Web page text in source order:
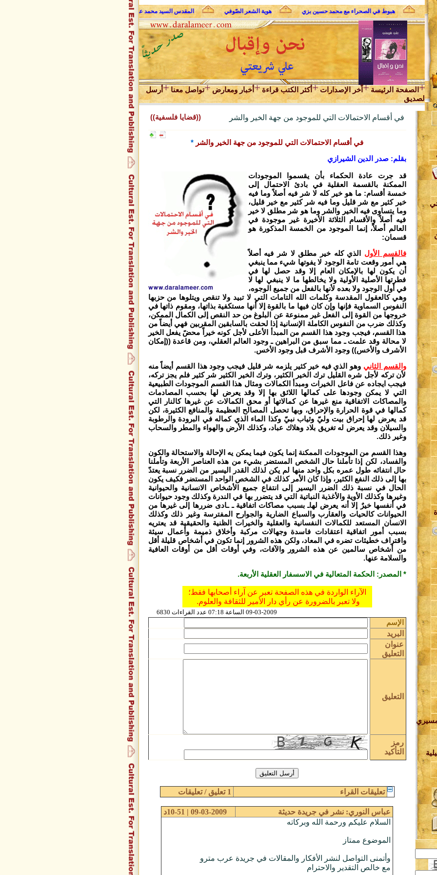
هبوط في الصحراء مع محمد حسين بزي هوية الشعر الصّوفي المقدس السيد محمد علي فضل الله وحديث الروح
الصفحة الرئيسة اّخر الإصدارات أكثر الكتب قراءة أخبار ومعارض تواصل معنا
أرسل
لصديق
في أقسام الاحتمالات التي للموجود من جهة الخير والشر ((قضايا فلسفية))
في أقسام الاحتمالات التي للموجود من جهة الخير والشر *
بقلم: صدر الدين الشيرازي
قد جرت عادة الحكماء بأن يقسموا الموجودات
الممكنة بالقسمة العقلية في بادئ الاحتمال إلى
خمسة أقسام: ما هو خير كله لا شر فيه أصلاً وما فيه
خير كثير مع شر قليل وما فيه شر كثير مع خير قليل،
وما يتساوى فيه الخير والشر وما هو شر مطلق لا خير
فيه أصلاً والأقسام الثلاثة الأخيرة غير موجودة في
العالم أصلاً، إنما الموجود من الخمسة المذكورة هو
قسمان:
فالقسم الأول الذي كله خير مطلق لا شر فيه أصلاً
هي أمور وقعت تامة الوجود لا يفوتها شيء مما ينبغي
أن يكون لها بالإمكان العام إلا وقد حصل لها في
فطرتها الأصلية الأولية ولا يخالطها ما لا ينبغي لها لا
في أول الوجود ولا بعده لأنها بالفعل من جميع الوجوه،
وهي كالعقول المقدسة وكلمات الله التامات التي لا تبيد ولا تنقص ويتلوها من حزبها
النفوس السماوية فإنها وإن كان فيها ما بالقوة إلا أنها مستكفية بذاتها، ومقوم ذاتها في
خروجها من القوة إلى الفعل غير ممنوعة عن البلوغ من حد النقص إلى الكمال الممكن،
وكذلك ضرب من النفوس الكاملة الإنسانية إذا لحقت بالسابقين المقربين فهي أيضاً من
هذا القسم، فيجب وجود هذا القسم من المبدأ الأعلى لأجل كونه خيراً محضً يفعل الخير
لا محالة وقد علمت ـ مما سبق من البراهين ـ وجود العالم العقلي، ومن قاعدة ((إمكان
الأشرف والأخس)) وجود الأشرف قبل وجود الأخس.
والقسم الثاني وهو الذي فيه خير كثير يلزمه شر قليل فيجب وجود هذا القسم أيضاً منه
لأن تركه لأجل شره القليل ترك الخير الكثير، وترك الخير الكثير شر كثير فلم يجز تركه،
فيجب ايجاده عن فاعل الخيرات ومبدأ الكمالات ومثال هذا القسم الموجودات الطبيعية
التي لا يمكن وجودها على كمالها اللائق بها إلا وقد يعرض لها بحسب المصادمات
والمصاكات الاتفاقية منع غيرها عن كمالاتها أو محق الكمالات عن غيرها كالنار التي
كمالها في قوة الحرارة والإحراق، وبها تحصل المصالح العظيمة والمنافع الكثيرة، لكن
قد يعرض لها إحراق بيت وليّ وثياب نبيّ وكذا الماء الذي كماله في البرودة والرطوبة
والسيلان وقد يعرض له تغريق بلاد وهلاك عباد، وكذلك الأرض والهواء والمطر والسحاب
وغير ذلك.
وهذا القسم من الموجودات الممكنة إنما يكون فيما يمكن يه الإحالة والاستحالة والكون
والفساد، لكن إذا تأملنا حال الشخص المستضر بشيء من هذه العناصر الأربعة وتأملنا
حال انتفائه طول عمره بكل واحد منها لم يكن لذلك القدر اليسير من الضرر نسبة يعتدّ
بها إلى ذلك النفع الكثير، وإذا كان الأمر كذلك في الشخص الواحد المستضر فكيف يكون
الحال في نسبة ذلك الضرر اليسير إلى انتفاع جميع الأشخاص الانسانية والحيوانية
وغيرها وكذلك الأوية والأغذية النباتية التي قد يتضرر بها في الندرة وكذلك وجود حيوانات
في أنفسها خيرٌ إلا أنه يعرض لهاـ بسبب مصاكات اتفاقية ـ ـادى ضررها إلى غيرها من
الحيوانات كالحيات والعقارب والسباع الضارية والجوارح المفترسة وغير ذلك وكذلك
الانسان المستعد للكمالات النفسانية والعقلية والخيرات الظنية والحقيقية قد يعتريه
بسبب أمور اتفاقية اعتقادات فاسدة وجهالات مركبة وأخلاق ذميمة وأعمال سيئة
واقتراف خطيئات تضره في المعاد، ولكن هذه الشرور إنما تكون في أشخاص قليلة أقل
من أشخاص سالمين عن هذه الشرور والآفات، وفي أوقات أقل من أوقات العافية
والسلامة عنها.
* المصدر: الحكمة المتعالية في الاسسفار العقلية الأربعة.
الآراء الواردة في هذه الصفحة تعبر عن آراء أصحابها فقط؛
ولا تعبر بالضرورة عن رأي دار الأمير للثقافة والعلوم.
09-03-2009 الساعة 07:18 عدد القراءات 6830
الإسم
البريد
عنوان
التعليق
التعليق
رمز
التأكيد
تعليقات القراء 1 تعليق / تعليقات
عباس النوري: نشر في جريدة حديثة
09-03-2009 | 10-51د
السلام عليكم ورحمة الله وبركاته
الموضوع ممتاز
وأتمنى التواصل لنشر الأفكار والمقالات في جريدة عرب مترو
مع خالص التقدير والاحترام